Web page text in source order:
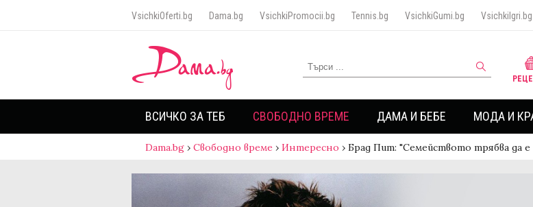
VsichkiOferti.bg Dama.bg VsichkiPromocii.bg Tennis.bg VsichkiGumi.bg VsichkiIgri.bg
ВСИЧКО ЗА ТЕБ СВОБОДНО ВРЕМЕ ДАМА И БЕБЕ МОДА И
Dama.bg › Свободно време › Интересно › Брад Пит: "Семейството трябва да